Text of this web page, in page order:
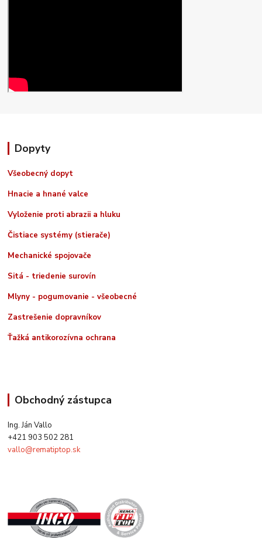
Dopyty
Všeobecný dopyt
Hnacie a hnané valce
Vyloženie proti abrazii a hluku
Čistiace systémy (stierače)
Mechanické spojovače
Sitá - triedenie surovín
Mlyny - pogumovanie - všeobecné
Zastrešenie dopravníkov
Ťažká antikorozívna ochrana
Obchodný zástupca
Ing. Ján Vallo
+421 903 502 281
vallo@rematiptop.sk